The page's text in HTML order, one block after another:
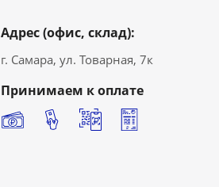
Адрес (офис, склад):
г. Самара, ул. Товарная, 7к
Принимаем к оплате